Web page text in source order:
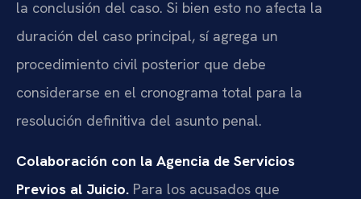
la conclusión del caso. Si bien esto no afecta la
duración del caso principal, sí agrega un
procedimiento civil posterior que debe
considerarse en el cronograma total para la
resolución definitiva del asunto penal.
Colaboración con la Agencia de Servicios
Previos al Juicio. Para los acusados que